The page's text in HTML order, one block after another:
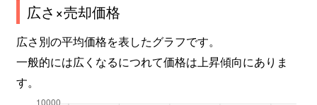
広さ×売却価格
広さ別の平均価格を表したグラフです。
一般的には広くなるにつれて価格は上昇傾向にありま
す。